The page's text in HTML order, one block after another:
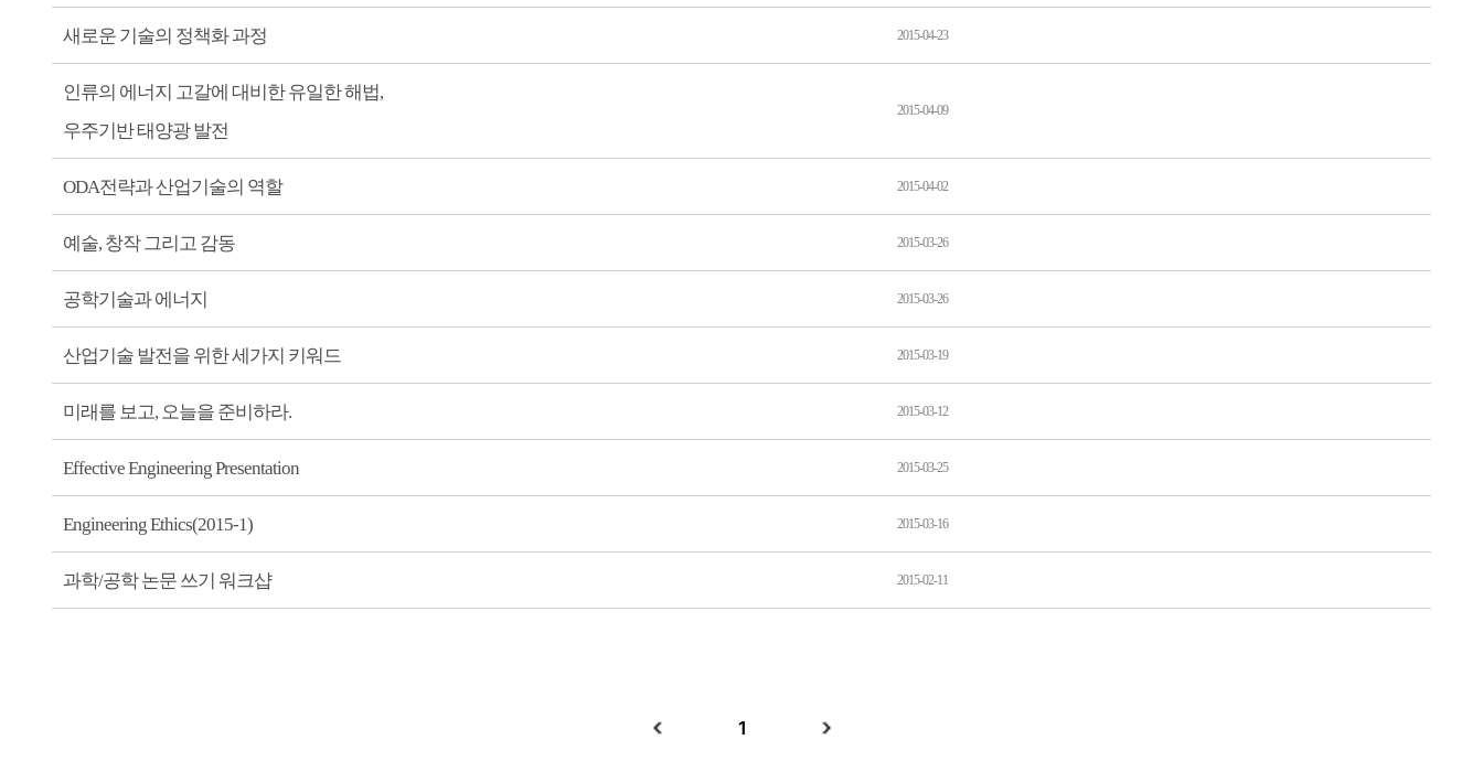
새로운 기술의 정책화 과정 2015-04-23
인류의 에너지 고갈에 대비한 유일한 해법,
우주기반 태양광 발전
2015-04-09
ODA전략과 산업기술의 역할 2015-04-02
예술, 창작 그리고 감동 2015-03-26
공학기술과 에너지 2015-03-26
산업기술 발전을 위한 세가지 키워드 2015-03-19
미래를 보고, 오늘을 준비하라. 2015-03-12
Effective Engineering Presentation 2015-03-25
Engineering Ethics(2015-1) 2015-03-16
과학/공학 논문 쓰기 워크샵 2015-02-11
1